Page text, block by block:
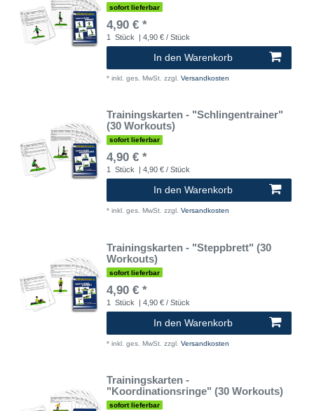
sofort lieferbar
4,90 € *
1 Stück | 4,90 € / Stück
In den Warenkorb
* inkl. ges. MwSt. zzgl. Versandkosten
Trainingskarten - "Schlingentrainer"
(30 Workouts)
sofort lieferbar
4,90 € *
1 Stück | 4,90 € / Stück
In den Warenkorb
* inkl. ges. MwSt. zzgl. Versandkosten
Trainingskarten - "Steppbrett" (30
Workouts)
sofort lieferbar
4,90 € *
1 Stück | 4,90 € / Stück
In den Warenkorb
* inkl. ges. MwSt. zzgl. Versandkosten
Trainingskarten -
"Koordinationsringe" (30 Workouts)
sofort lieferbar